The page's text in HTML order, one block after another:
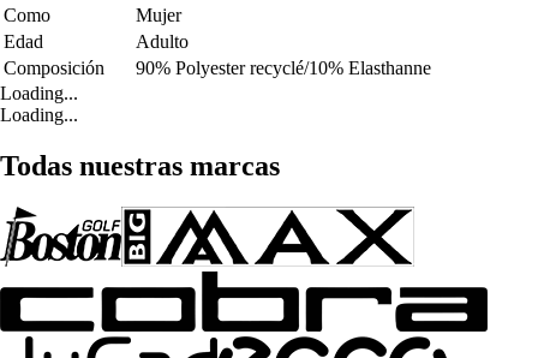
Como
Mujer
Edad
Adulto
Composición
90% Polyester recyclé/10% Elasthanne
Loading...
Loading...
Todas nuestras marcas